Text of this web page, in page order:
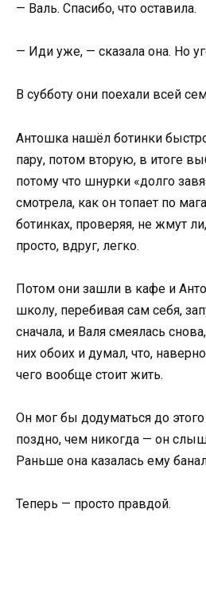
— Валь. Спасибо, что оставила.
— Иди уже, — сказала она. Но
В субботу они поехали всей
Антошка нашёл ботинки
пару, потом вторую, в итоге
потому что шнурки «долго
смотрела, как он топает по
ботинках, проверяя, не жмут
просто, вдруг, легко.
Потом они зашли в кафе и
школу, перебивая сам себя,
сначала, и Валя смеялась
них обоих и думал, что,
чего вообще стоит жить.
Он мог бы додуматься до
поздно, чем никогда — он
Раньше она казалась ему
Теперь — просто правдой.